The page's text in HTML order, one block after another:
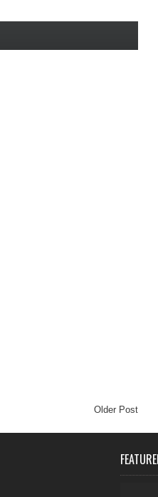
Older Post